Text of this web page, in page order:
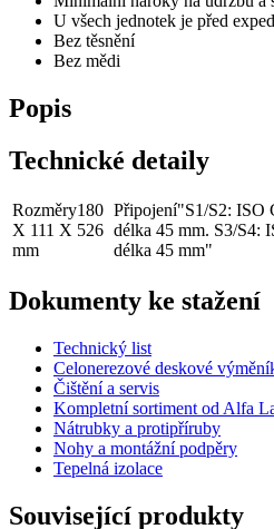
U všech jednotek je před
Bez těsnění
Bez mědi
Popis
Technické detaily
Rozměry180
X 111 X 526
mm
Připojení"S1/S2: ISO
délka 45 mm. S3/S4:
délka 45 mm"
Dokumenty ke stažení
Technický list
Celonerezové deskové
Čištění a servis
Kompletní sortiment od Alfa
Nátrubky a protipříruby
Nohy a montážní podpěry
Tepelná izolace
Související produkty